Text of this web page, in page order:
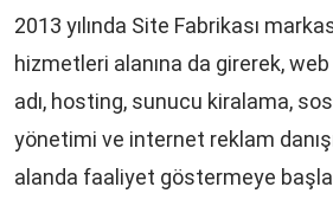
2013 yılında Site Fabrikası
hizmetleri alanına da girerek, web
adı, hosting, sunucu kiralama,
yönetimi ve internet reklam
alanda faaliyet göstermeye